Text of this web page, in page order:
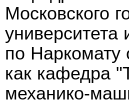
Московского
по
как кафедра
механико-